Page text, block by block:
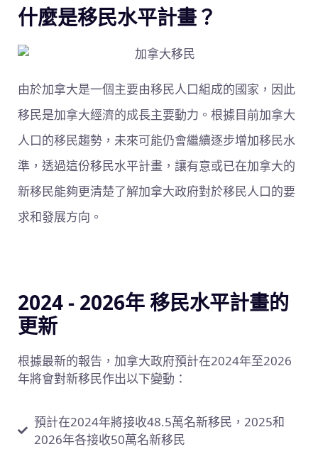
什麼是移民水平計畫？
由於加拿大是一個主要由移民人口組成的國家，因此
移民是加拿大經濟的成長主要動力。根據目前加拿大
人口的移民趨勢，未來可能仍會繼續逐步增加移民水
準，透過這份移民水平計畫，讓有意或已在加拿大的
新移民能夠更清楚了解加拿大政府對於移民人口的要
求和發展方向。
2024 - 2026年 移民水平計畫的
更新
根據最新的報告，加拿大政府預計在2024年至2026
年將會對新移民作出以下變動：
預計在2024年將接收48.5萬名新移民，2025和
2026年各接收50萬名新移民